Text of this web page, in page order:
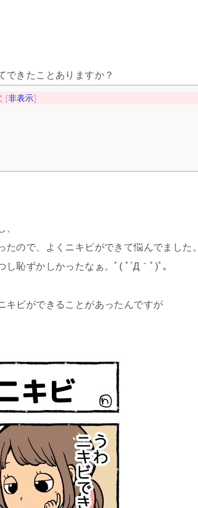
できたことありますか？
[非表示]
、
ので、よくニキビができて悩んでました。
恥ずかしかったなぁ。ﾟ( ﾟ´Д｀ﾟ)ﾟ。
キビができることがあったんですが